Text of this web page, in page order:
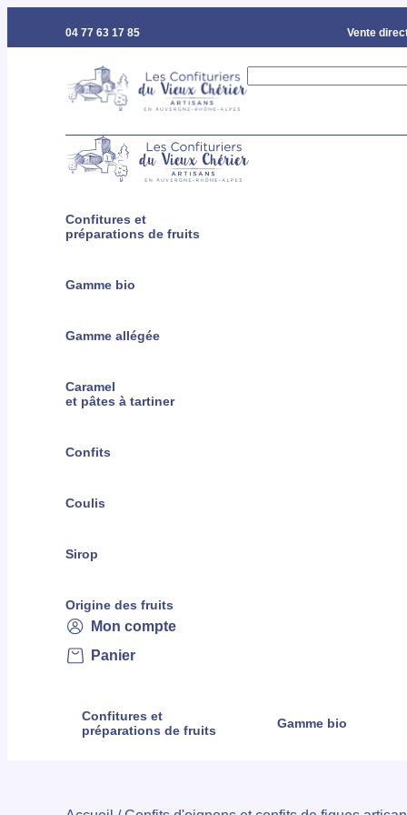
04 77 63 17 85 Vente
Confitures et
préparations de fruits
Gamme bio
Gamme allégée
Caramel
et pâtes à tartiner
Confits
Coulis
Sirop
Origine des fruits
Mon compte
Panier
Confitures et
préparations de fruits
Gamme bio